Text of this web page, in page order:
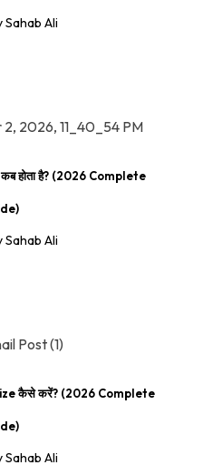
Sahab Ali
होता है? (2026 Complete
Sahab Ali
कैसे करें? (2026 Complete
Sahab Ali